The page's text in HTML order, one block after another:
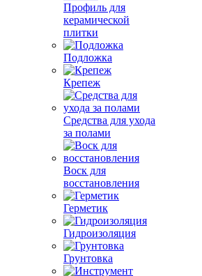
Профиль для
керамической
плитки
Подложка
Крепеж
Средства для ухода
за полами
Воск для
восстановления
Герметик
Гидроизоляция
Грунтовка